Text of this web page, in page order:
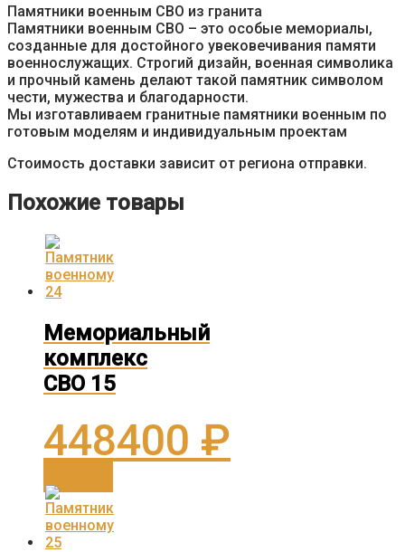
Памятники военным СВО из гранита
Памятники военным СВО – это особые мемориалы,
созданные для достойного увековечивания памяти
военнослужащих. Строгий дизайн, военная символика
и прочный камень делают такой памятник символом
чести, мужества и благодарности.
Мы изготавливаем гранитные памятники военным по
готовым моделям и индивидуальным проектам
Стоимость доставки зависит от региона отправки.
Похожие товары
Мемориальный
комплекс
СВО 15
448400 ₽